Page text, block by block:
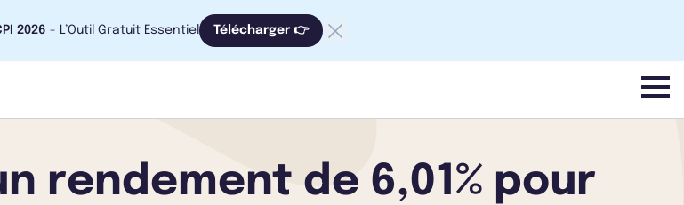
2026 - L’Outil Gratuit Essentiel Télécharger 👉
menu
rendement de 6,01% pour